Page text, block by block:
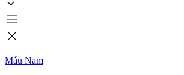
Mẫu Nam